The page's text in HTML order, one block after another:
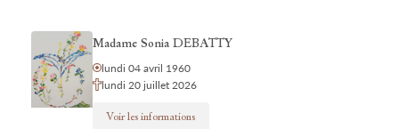
Madame Sonia DEBATTY
lundi 04 avril 1960
lundi 20 juillet 2026
Voir les informations